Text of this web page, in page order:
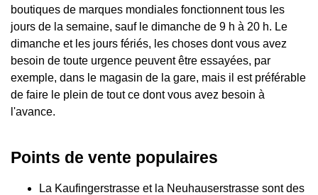
boutiques de marques mondiales fonctionnent tous les
jours de la semaine, sauf le dimanche de 9 h à 20 h. Le
dimanche et les jours fériés, les choses dont vous avez
besoin de toute urgence peuvent être essayées, par
exemple, dans le magasin de la gare, mais il est préférable
de faire le plein de tout ce dont vous avez besoin à
l'avance.
Points de vente populaires
La Kaufingerstrasse et la Neuhauserstrasse sont des